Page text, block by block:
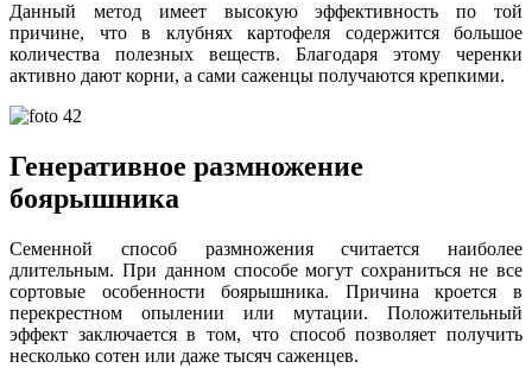
Данный метод имеет высокую эффективность по той
причине, что в клубнях картофеля содержится большое
количества полезных веществ. Благодаря этому черенки
активно дают корни, а сами саженцы получаются крепкими.
Генеративное размножение
боярышника
Семенной способ размножения считается наиболее
длительным. При данном способе могут сохраниться не все
сортовые особенности боярышника. Причина кроется в
перекрестном опылении или мутации. Положительный
эффект заключается в том, что способ позволяет получить
несколько сотен или даже тысяч саженцев.